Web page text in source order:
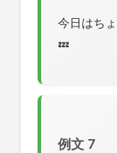
今日はち
💤
例文 7